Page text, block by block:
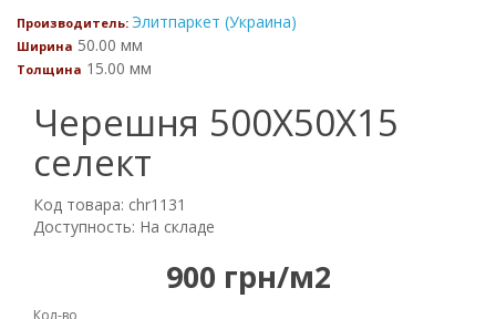
Производитель: Элитпаркет (Украина)
Ширина 50.00 мм
Толщина 15.00 мм
Черешня 500Х50Х15
селект
Код товара: chr1131
Доступность: На складе
900 грн/м2
Кол-во